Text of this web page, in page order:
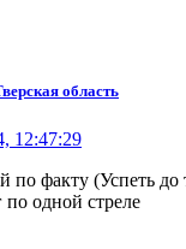
область
12:47:29
по факту (Успеть
по одной стреле